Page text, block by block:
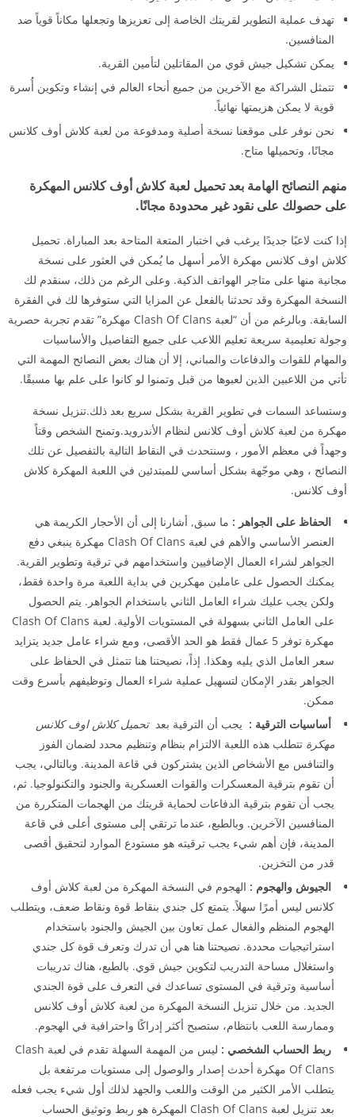
تهدف عملية التطوير لقريتك الخاصة إلى تعزيزها وتجعلها مكاناً قوياً ضد
المنافسين.
يمكن تشكيل جيش قوي من المقاتلين لتأمين القرية.
تتمثل الشراكة مع الآخرين من جميع أنحاء العالم في إنشاء وتكوين أُسرة
قوية لا يمكن هزيمتها نهائياً.
نحن نوفر على موقعنا نسخة أصلية ومدفوعة من لعبة كلاش أوف كلانس
مجانًا، وتحميلها متاح.
منهم النصائح الهامة بعد تحميل لعبة كلاش أوف كلانس المهكرة
على حصولك على نقود غير محدودة مجانًا.
إذا كنت لاعبًا جديدًا يرغب في اختبار المتعة المتاحة بعد المباراة. تحميل
كلاش اوف كلانس مهكرة الأمر أسهل ما يُمكن في العثور على نسخة
مجانية منها على متاجر الهواتف الذكية. وعلى الرغم من ذلك، سنقدم لك
النسخة المهكرة وقد تحدثنا بالفعل عن المزايا التي ستوفرها لك في الفقرة
السابقة. وبالرغم من أن “لعبة Clash Of Clans مهكرة” تقدم تجربة حصرية
وجولة تعليمية سريعة تعليم اللاعب على جميع التفاصيل والأساسيات
والمهام للقوات والدفاعات والمباني، إلا أن هناك بعض النصائح المهمة التي
تأتي من اللاعبين الذين لعبوها من قبل وتمنوا لو كانوا على علم بها مسبقًا.
وستساعد السمات في تطوير القرية بشكل سريع بعد ذلك.تنزيل نسخة
مهكرة من لعبة كلاش أوف كلانس لنظام الأندرويد.وتمنح الشخص وقتاً
وجهداً في معظم الأمور ، وسنتحدث في النقاط التالية بالتفصيل عن تلك
النصائح ، وهي موجّهة بشكل أساسي للمبتدئين في اللعبة المهكرة كلاش
أوف كلانس.
الحفاظ على الجواهر : ما سبق, أشارنا إلى أن الأحجار الكريمة هي
العنصر الأساسي والأهم في لعبة Clash Of Clans مهكرة ينبغي دفع
الجواهر لشراء العمال الإضافيين واستخدامهم في ترقية وتطوير القرية.
يمكنك الحصول على عاملين مهكرين في بداية اللعبة مرة واحدة فقط،
ولكن يجب عليك شراء العامل الثاني باستخدام الجواهر. يتم الحصول
على العامل الثاني بسهولة في المستويات الأولية. لعبة Clash Of Clans
مهكرة توفر 5 عمال فقط هو الحد الأقصى، ومع شراء عامل جديد يتزايد
سعر العامل الذي يليه وهكذا. إذاً، نصيحتنا هنا تتمثل في الحفاظ على
الجواهر بقدر الإمكان لتسهيل عملية شراء العمال وتوظيفهم بأسرع وقت
ممكن.
أساسيات الترقية : يجب أن الترقية بعد تحميل كلاش اوف كلانس
مهكرة تتطلب هذه اللعبة الالتزام بنظام وتنظيم محدد لضمان الفوز
والتنافس مع الأشخاص الذين يشتركون في قاعة المدينة. وبالتالي، يجب
أن تقوم بترقية المعسكرات والقوات العسكرية والجنود والتكنولوجيا. ثم،
يجب أن تقوم بترقية الدفاعات لحماية قريتك من الهجمات المتكررة من
المنافسين الآخرين. وبالطبع، عندما ترتقي إلى مستوى أعلى في قاعة
المدينة، فإن أهم شيء يجب ترقيته هو مستودع الموارد لتحقيق أقصى
قدر من التخزين.
الجيوش والهجوم : الهجوم في النسخة المهكرة من لعبة كلاش أوف
كلانس ليس أمرًا سهلاً. يتمتع كل جندي بنقاط قوة ونقاط ضعف، ويتطلب
الهجوم المنظم والفعال عمل تعاون بين الجيش والجنود باستخدام
استراتيجيات محددة. نصيحتنا هنا هي أن تدرك وتعرف قوة كل جندي
واستغلال مساحة التدريب لتكوين جيش قوي. بالطبع، هناك تدريبات
أساسية وترقية في المستوى تساعدك في التعرف على قوة الجندي
الجديد. من خلال تنزيل النسخة المهكرة من لعبة كلاش أوف كلانس
وممارسة اللعب بانتظام، ستصبح أكثر إدراكًا واحترافية في الهجوم.
ربط الحساب الشخصي :
ليس من المهمة السهلة تقدم في لعبة Clash
Of Clans مهكرة أحدث إصدار والوصول إلى مستويات مرتفعة بل
يتطلب الأمر الكثير من الوقت واللعب والجهد لذلك أول شيء يجب فعله
بعد تنزيل لعبة Clash Of Clans المهكرة هو ربط وتوثيق الحساب